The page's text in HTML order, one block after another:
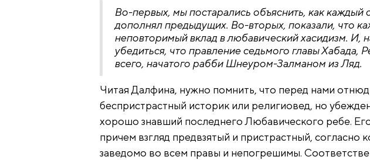
Во-первых, мы постарались объяснить, как каждый
дополнял предыдущих. Во-вторых, показали, что
неповторимый вклад в любавический хасидизм. И,
убедиться, что правление седьмого главы Хабада,
всего, начатого рабби Шнеуром-Залманом из Ляд.
Читая Далфина, нужно помнить, что перед нами
беспристрастный историк или религиовед, но
хорошо знавший последнего Любавического ребе. Его
причем взгляд предвзятый и пристрастный, согласно
заведомо во всем правы и непогрешимы.